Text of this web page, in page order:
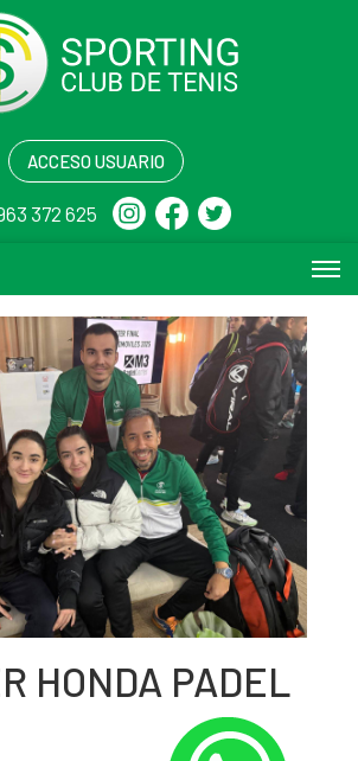
ACCESO USUARIO
372 625
HONDA PADEL